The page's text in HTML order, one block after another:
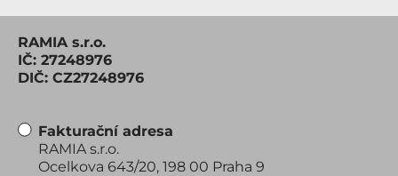
RAMIA s.r.o.
IČ: 27248976
DIČ: CZ27248976
Fakturační adresa
RAMIA s.r.o.
Ocelkova 643/20, 198 00 Praha 9